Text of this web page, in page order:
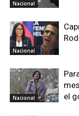
Nacional
Nacional
Nacional
el